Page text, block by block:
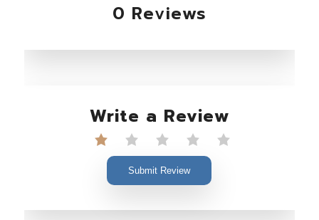
0 Reviews
Write a Review
Submit Review